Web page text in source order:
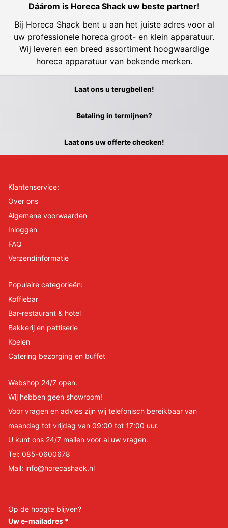
Dáárom is Horeca Shack uw beste partner!
Bij Horeca Shack bent u aan het juiste adres voor al
uw professionele horeca groot- en klein apparatuur.
Wij leveren een breed assortiment hoogwaardige
horeca apparatuur van bekende merken.
Laat ons u terugbellen!
Betaling in termijnen?
Laat ons uw offerte checken!
Klantenservice:
Over ons
Algemene voorwaarden
Inloggen
FAQ
Verzendinformatie
Populaire categorieën:
Koffiebar
Bar-restaurant & hotel
Bakkerij en pattiserie
Koelen
Catering bezorging en buffet
Webshop 24/7 open.
Wij hebben geen showroom!
Voor vragen en advies zijn wij telefonisch bereikbaar van
maandag tot vrijdag van 09:00 tot 17:00 uur.
U kunt ons 24/7 mailen voor al uw vragen.
Tel: 085-0600678
Mail: info@horecashack.nl
Op de hoogte blijven?
Uw e-mailadres *